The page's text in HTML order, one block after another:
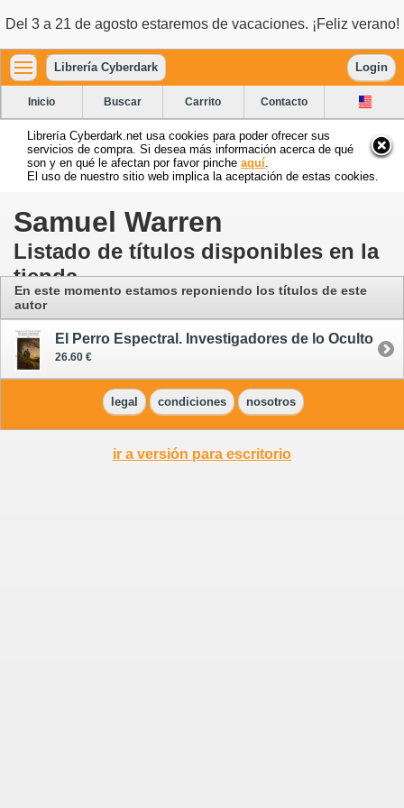
Del 3 a 21 de agosto estaremos de vacaciones. ¡Feliz verano!
Librería Cyberdark Login
Inicio Buscar Carrito Contacto
Librería Cyberdark.net usa cookies para poder ofrecer sus
servicios de compra. Si desea más información acerca de qué
son y en qué le afectan por favor pinche aquí
El uso de nuestro sitio web implica la aceptación de estas cookies.
Samuel Warren
Listado de títulos disponibles en la
tienda
En este momento estamos reponiendo los títulos de este
autor
El Perro Espectral. Investigadores de lo Oculto
26.60 €
legal condiciones nosotros
ir a versión para escritorio